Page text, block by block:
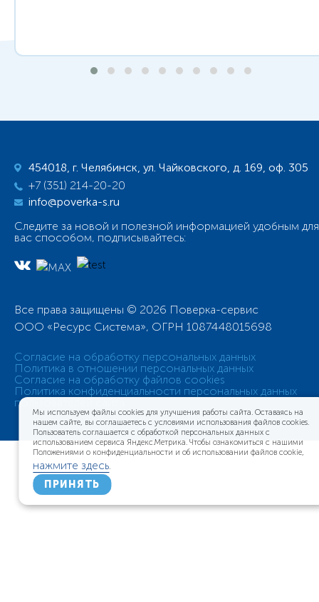
454018, г. Челябинск, ул. Чайковского, д. 169, оф. 305
+7 (351) 214-20-20
info@poverka-s.ru
Следите за новой и полезной информацией удобным для
вас способом, подписывайтесь:
Все права защищены © 2026 Поверка-сервис
ООО «Ресурс Система», ОГРН 1087448015698
Согласие на обработку персональных данных
Политика в отношении персональных данных
Согласие на обработку файлов cookies
Политика конфиденциальности персональных данных
пользователей сайта
Мы используем файлы cookies для улучшения работы сайта. Оставаясь на
нашем сайте, вы соглашаетесь с условиями использования файлов cookies.
Пользователь соглашается с обработкой персональных данных с
использованием сервиса Яндекс.Метрика. Чтобы ознакомиться с нашими
Положениями о конфиденциальности и об использовании файлов cookie,
нажмите здесь.
ПРИНЯТЬ